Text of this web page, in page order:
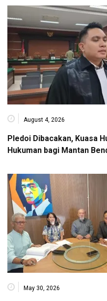
August 4, 2026
Pledoi Dibacakan, Kuasa
Hukuman bagi Mantan
May 30, 2026